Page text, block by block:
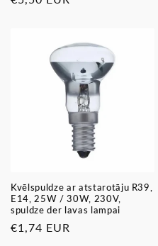
Kvēlspuldze ar atstarotāju R39,
E14, 25W / 30W, 230V,
spuldze der lavas lampai
Parastā
€1,74 EUR